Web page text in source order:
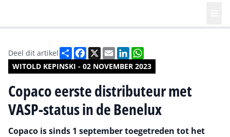
WITOLD KEPINSKI - 02 NOVEMBER 2023
Deel dit artikel DeelFacebook
X EmailLinkedIn
Copaco eerste distributeur met
VASP-status in de Benelux
Copaco is sinds 1 september toegetreden tot het